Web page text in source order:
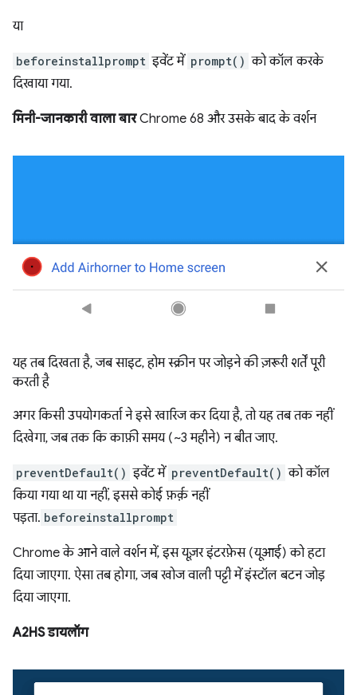
या
beforeinstallprompt इवेंट में prompt() को कॉल करके
दिखाया गया.
मिनी-जानकारी वाला बारChrome 68 और उसके बाद के वर्शन
यह तब दिखता है, जब साइट, होम स्क्रीन पर जोड़ने की ज़रूरी शर्तें पूरी
करती है
अगर किसी उपयोगकर्ता ने इसे खारिज कर दिया है, तो यह तब तक नहीं
दिखेगा, जब तक कि काफ़ी समय (~3 महीने) न बीत जाए.
preventDefault() इवेंट में preventDefault() को कॉल
किया गया था या नहीं, इससे कोई फ़र्क़ नहीं
पड़ता. beforeinstallprompt
Chrome के आने वाले वर्शन में, इस यूज़र इंटरफ़ेस (यूआई) को हटा
दिया जाएगा. ऐसा तब होगा, जब खोज वाली पट्टी में इंस्टॉल बटन जोड़
दिया जाएगा.
A2HS डायलॉग